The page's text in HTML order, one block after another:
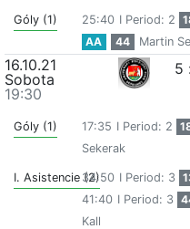
Góly (1) 25:40 I Period: 2
AA
44 Martin
16.10.21
Sobota
19:30
5
Góly (1) 17:35 I Period: 2
Sekerak
I. Asistencie (2)34:50 I Period: 3
41:40 I Period: 3
Kall